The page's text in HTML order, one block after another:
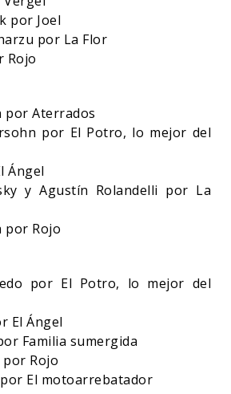
por Joel
por La Flor
Rojo
por Aterrados
por El Potro, lo mejor del
Ángel
y Agustín Rolandelli por La
por Rojo
por El Potro, lo mejor del
El Ángel
Familia sumergida
Rojo
El motoarrebatador